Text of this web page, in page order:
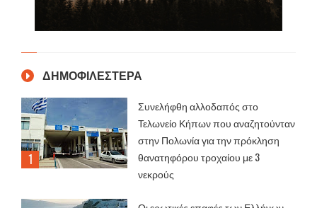
ΔΗΜΟΦΙΛΕΣΤΕΡΑ
Συνελήφθη αλλοδαπός στο
Τελωνείο Κήπων που αναζητούνταν
στην Πολωνία για την πρόκληση
θανατηφόρου τροχαίου με 3
νεκρούς